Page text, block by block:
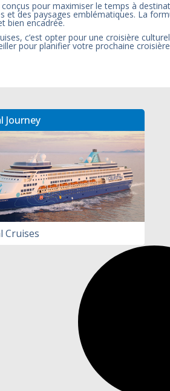
pour maximiser le temps à
et des paysages emblématiques. La
bien encadrée.
c’est opter pour une croisière
pour planifier votre prochaine
Journey
Cruises